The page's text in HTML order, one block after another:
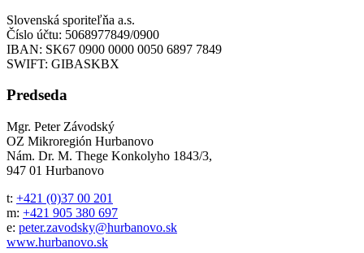
Slovenská sporiteľňa a.s.
Číslo účtu: 5068977849/0900
IBAN: SK67 0900 0000 0050 6897 7849
SWIFT: GIBASKBX
Predseda
Mgr. Peter Závodský
OZ Mikroregión Hurbanovo
Nám. Dr. M. Thege Konkolyho 1843/3,
947 01 Hurbanovo
t: +421 (0)37 00 201
m: +421 905 380 697
e: peter.zavodsky@hurbanovo.sk
www.hurbanovo.sk